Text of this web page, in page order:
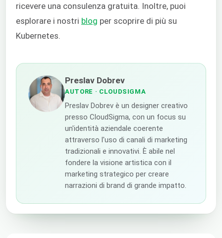
ricevere una consulenza gratuita. Inoltre, puoi
esplorare i nostri blog per scoprire di più su
Kubernetes.
Preslav Dobrev
AUTORE · CLOUDSIGMA
Preslav Dobrev è un designer creativo
presso CloudSigma, con un focus su
un'identità aziendale coerente
attraverso l'uso di canali di marketing
tradizionali e innovativi. È abile nel
fondere la visione artistica con il
marketing strategico per creare
narrazioni di brand di grande impatto.